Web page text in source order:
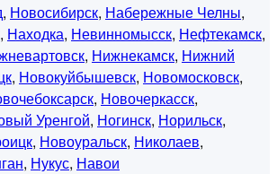
, Новосибирск, Набережные Челны,
, Находка, Невинномысск, Нефтекамск,
, Нижнекамск, Нижний
, Новокуйбышевск, Новомосковск,
, Новочеркасск,
Уренгой, Ногинск, Норильск,
, Новоуральск, Николаев,
, Нукус, Навои